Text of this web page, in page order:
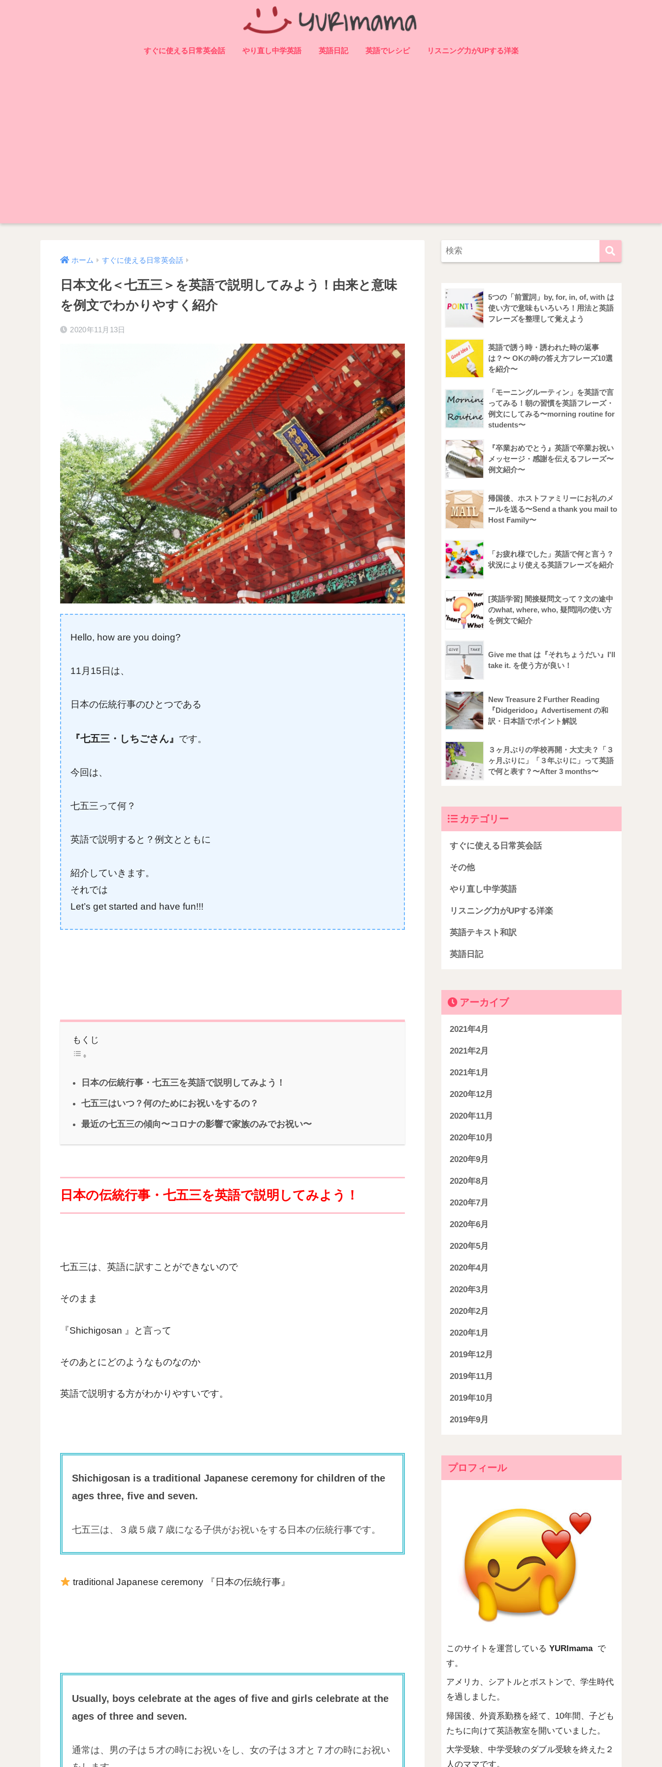
すぐに使える日常英会話 やり直し中学英語 英語日記 英語でレシピ リスニング力がUPする洋楽
ホーム すぐに使える日常英会話
日本文化＜七五三＞を英語で説明してみよう！由来と意味
を例文でわかりやすく紹介
2020年11月13日
Hello, how are you doing?
11月15日は、
日本の伝統行事のひとつである
『七五三・しちごさん』 です。
今回は、
七五三って何？
英語で説明すると？例文とともに
紹介していきます。
それでは
Let’s get started and have fun!!!
もくじ
日本の伝統行事・七五三を英語で説明してみよう！
七五三はいつ？何のためにお祝いをするの？
最近の七五三の傾向〜コロナの影響で家族のみでお祝い〜
日本の伝統行事・七五三を英語で説明してみよう！
七五三は、英語に訳すことができないので
そのまま
『Shichigosan 』と言って
そのあとにどのようなものなのか
英語で説明する方がわかりやすいです。
Shichigosan is a traditional Japanese ceremony for children of the
ages three, five and seven.
七五三は、３歳５歳７歳になる子供がお祝いをする日本の伝統行事です。
traditional Japanese ceremony 『日本の伝統行事』
Usually, boys celebrate at the ages of five and girls celebrate at the
ages of three and seven.
通常は、男の子は５才の時にお祝いをし、女の子は３才と７才の時にお祝い
5つの「前置詞」by, for, in, of, with は
使い方で意味もいろいろ！用法と英語
フレーズを整理して覚えよう
英語で誘う時・誘われた時の返事
は？〜 OKの時の答え方フレーズ10選
を紹介〜
「モーニングルーティン」を英語で言
ってみる！朝の習慣を英語フレーズ・
例文にしてみる〜morning routine for
students〜
『卒業おめでとう』英語で卒業お祝い
メッセージ・感謝を伝えるフレーズ〜
例文紹介〜
帰国後、ホストファミリーにお礼のメ
ールを送る〜Send a thank you mail to
Host Family〜
「お疲れ様でした」英語で何と言う？
状況により使える英語フレーズを紹介
[英語学習] 間接疑問文って？文の途中
のwhat, where, who, 疑問詞の使い方
を例文で紹介
Give me that は『それちょうだい』I'll
take it. を使う方が良い！
New Treasure 2 Further Reading
『Didgeridoo』Advertisement の和
訳・日本語でポイント解説
３ヶ月ぶりの学校再開・大丈夫？「３
ヶ月ぶりに」「３年ぶりに」って英語
で何と表す？〜After 3 months〜
カテゴリー
すぐに使える日常英会話
その他
やり直し中学英語
リスニング力がUPする洋楽
英語テキスト和訳
英語日記
アーカイブ
2021年4月
2021年2月
2021年1月
2020年12月
2020年11月
2020年10月
2020年9月
2020年8月
2020年7月
2020年6月
2020年5月
2020年4月
2020年3月
2020年2月
2020年1月
2019年12月
2019年11月
2019年10月
2019年9月
プロフィール
このサイトを運営しているYURImama で
す。
アメリカ、シアトルとボストンで、学生時代
を過しました。
帰国後、外資系勤務を経て、10年間、子ども
たちに向けて英語教室を開いていました。
大学受験、中学受験のダブル受験を終えた２
人のママです。